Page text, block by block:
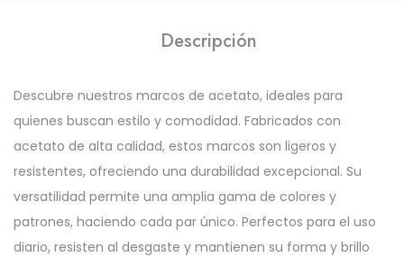
Descripción
Descubre nuestros marcos de acetato, ideales para
quienes buscan estilo y comodidad. Fabricados con
acetato de alta calidad, estos marcos son ligeros y
resistentes, ofreciendo una durabilidad excepcional. Su
versatilidad permite una amplia gama de colores y
patrones, haciendo cada par único. Perfectos para el uso
diario, resisten al desgaste y mantienen su forma y brillo